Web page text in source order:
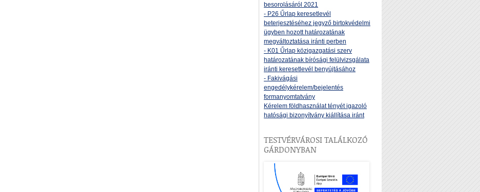
besorolásáról 2021
- P26 Űrlap keresetlevél
beterjesztéséhez jegyző birtokvédelmi
ügyben hozott határozatának
megváltoztatása iránti perben
- K01 Űrlap közigazgatási szerv
határozatának bírósági felülvizsgálata
iránti keresetlevél benyújtásához
- Fakivágási
engedélykérelem/bejelentés
formanyomtatvány
Kérelem földhasználat tényét igazoló
hatósági bizonyítvány kiállítása iránt
TESTVÉRVÁROSI TALÁLKOZÓ
GÁRDONYBAN